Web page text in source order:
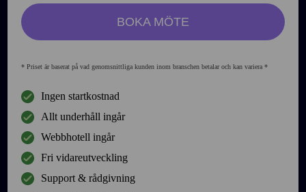
BOKA MÖTE
* Priset är baserat på vad genomsnittliga kunden inom branschen betalar och kan variera *
Ingen startkostnad
Allt underhåll ingår
Webbhotell ingår
Fri vidareutveckling
Support & rådgivning